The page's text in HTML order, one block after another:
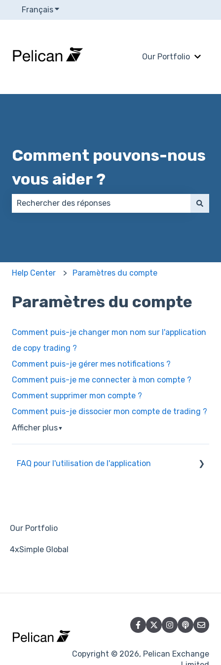
FrançaisAfficher le sous-menu pour les traductions
Our Portfolio
Comment pouvons-nous
vous aider ?
Help Center Paramètres du compte
Paramètres du compte
Comment puis-je changer mon nom sur l'application
de copy trading ?
Comment puis-je gérer mes notifications ?
Comment puis-je me connecter à mon compte ?
Comment supprimer mon compte ?
Comment puis-je dissocier mon compte de trading ?
Afficher plus▼
FAQ pour l'utilisation de l'application
Paramètres du compte
Signal/mentor/stratégie
Retour/Bénéfice
Tirage maximum/risque
Our Portfolio
4xSimple Global
Copyright © 2026, Pelican Exchange